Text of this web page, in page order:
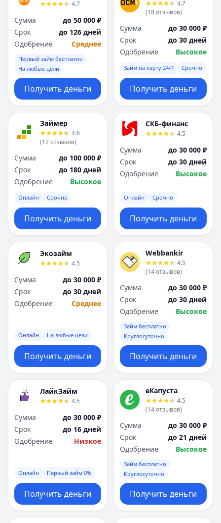
4.7
Сумма
до 50 000 ₽
Срок
до 126 дней
Одобрение
Среднее
Первый займ бесплатно
На любые цели
Получить деньги
4.7
(18отзывов)
Сумма
до 30 000 ₽
Срок
до 30 дней
Одобрение
Высокое
Займ на карту 24/7 Срочно
Получить деньги
Займер
4.6
(17отзывов)
Сумма
до 100 000 ₽
Срок
до 180 дней
Одобрение
Высокое
Онлайн Срочно
Получить деньги
СКБ-финанс
4.5
Сумма
до 30 000 ₽
Срок
до 30 дней
Одобрение
Высокое
Онлайн Срочно
Получить деньги
Экозайм
4.5
Сумма
до 30 000 ₽
Срок
до 30 дней
Одобрение
Среднее
Онлайн На любые цели
Получить деньги
Webbankir
4.5
(14отзывов)
Сумма
до 30 000 ₽
Срок
до 30 дней
Одобрение
Высокое
Займ бесплатно
Круглосуточно
Получить деньги
ЛайкЗайм
4.5
Сумма
до 30 000 ₽
Срок
до 16 дней
Одобрение
Низкое
Онлайн Первый займ 0%
Получить деньги
еКапуста
4.5
(14отзывов)
Сумма
до 30 000 ₽
Срок
до 21 дней
Одобрение
Высокое
Займ бесплатно
Круглосуточно
Получить деньги